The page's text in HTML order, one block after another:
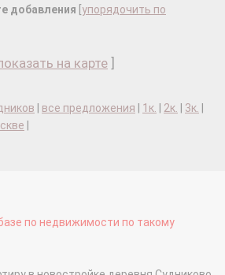
добавления упорядочить по
на карте
все предложения 1к. 2к. 3к.
по недвижимости по такому